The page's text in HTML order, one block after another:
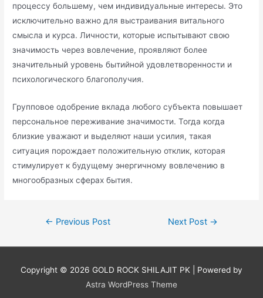
процессу большему, чем индивидуальные интересы. Это
исключительно важно для выстраивания витального
смысла и курса. Личности, которые испытывают свою
значимость через вовлечение, проявляют более
значительный уровень бытийной удовлетворенности и
психологического благополучия.
Групповое одобрение вклада любого субъекта повышает
персональное переживание значимости. Тогда когда
близкие уважают и выделяют наши усилия, такая
ситуация порождает положительную отклик, которая
стимулирует к будущему энергичному вовлечению в
многообразных сферах бытия.
Post← Previous Post Next Post →
Copyright © 2026 GOLD ROCK SHILAJIT PK | Powered by
Astra WordPress Theme